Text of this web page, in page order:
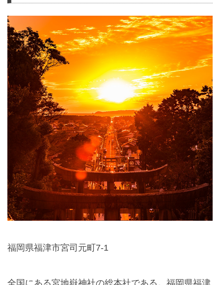
福岡県福津市宮司元町7-1